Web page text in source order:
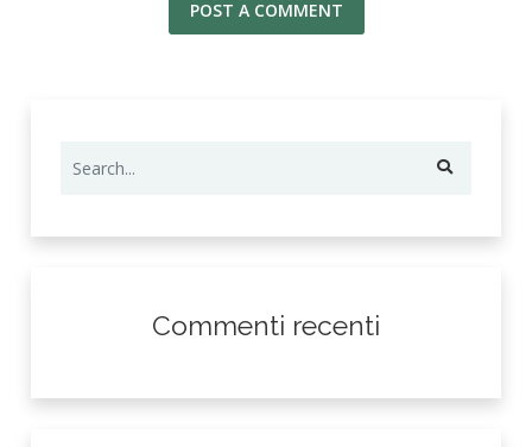
Commenti recenti